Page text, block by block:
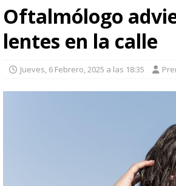
Oftalmólogo
lentes en la calle
Jueves, 6 Febrero, 2025 a las 18:35